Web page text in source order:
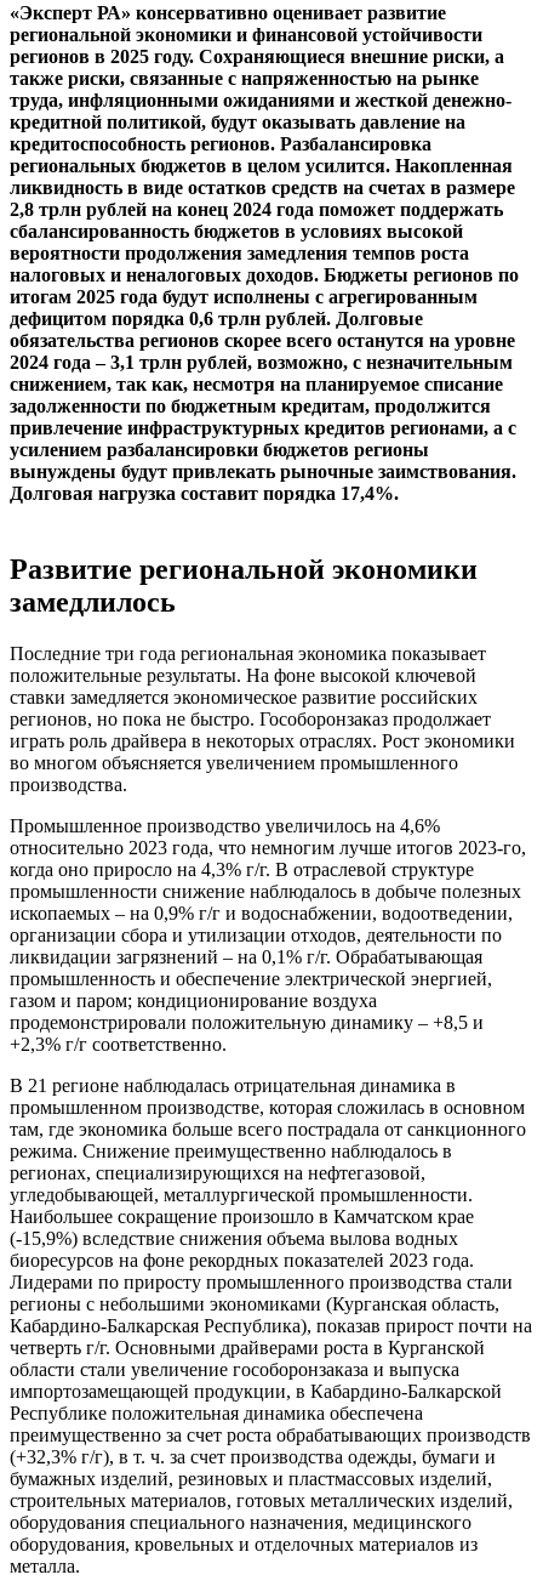
«Эксперт РА» консервативно оценивает развитие
региональной экономики и финансовой устойчивости
регионов в 2025 году. Сохраняющиеся внешние риски, а
также риски, связанные с напряженностью на рынке
труда, инфляционными ожиданиями и жесткой денежно-
кредитной политикой, будут оказывать давление на
кредитоспособность регионов. Разбалансировка
региональных бюджетов в целом усилится. Накопленная
ликвидность в виде остатков средств на счетах в размере
2,8 трлн рублей на конец 2024 года поможет поддержать
сбалансированность бюджетов в условиях высокой
вероятности продолжения замедления темпов роста
налоговых и неналоговых доходов. Бюджеты регионов по
итогам 2025 года будут исполнены с агрегированным
дефицитом порядка 0,6 трлн рублей. Долговые
обязательства регионов скорее всего останутся на уровне
2024 года – 3,1 трлн рублей, возможно, с незначительным
снижением, так как, несмотря на планируемое списание
задолженности по бюджетным кредитам, продолжится
привлечение инфраструктурных кредитов регионами, а с
усилением разбалансировки бюджетов регионы
вынуждены будут привлекать рыночные заимствования.
Долговая нагрузка составит порядка 17,4%.
Развитие региональной экономики
замедлилось
Последние три года региональная экономика показывает
положительные результаты. На фоне высокой ключевой
ставки замедляется экономическое развитие российских
регионов, но пока не быстро. Гособоронзаказ продолжает
играть роль драйвера в некоторых отраслях. Рост экономики
во многом объясняется увеличением промышленного
производства.
Промышленное производство увеличилось на 4,6%
относительно 2023 года, что немногим лучше итогов 2023-го,
когда оно приросло на 4,3% г/г. В отраслевой структуре
промышленности снижение наблюдалось в добыче полезных
ископаемых – на 0,9% г/г и водоснабжении, водоотведении,
организации сбора и утилизации отходов, деятельности по
ликвидации загрязнений – на 0,1% г/г. Обрабатывающая
промышленность и обеспечение электрической энергией,
газом и паром; кондиционирование воздуха
продемонстрировали положительную динамику – +8,5 и
+2,3% г/г соответственно.
В 21 регионе наблюдалась отрицательная динамика в
промышленном производстве, которая сложилась в основном
там, где экономика больше всего пострадала от санкционного
режима. Снижение преимущественно наблюдалось в
регионах, специализирующихся на нефтегазовой,
угледобывающей, металлургической промышленности.
Наибольшее сокращение произошло в Камчатском крае
(-15,9%) вследствие снижения объема вылова водных
биоресурсов на фоне рекордных показателей 2023 года.
Лидерами по приросту промышленного производства стали
регионы с небольшими экономиками (Курганская область,
Кабардино-Балкарская Республика), показав прирост почти на
четверть г/г. Основными драйверами роста в Курганской
области стали увеличение гособоронзаказа и выпуска
импортозамещающей продукции, в Кабардино-Балкарской
Республике положительная динамика обеспечена
преимущественно за счет роста обрабатывающих производств
(+32,3% г/г), в т. ч. за счет производства одежды, бумаги и
бумажных изделий, резиновых и пластмассовых изделий,
строительных материалов, готовых металлических изделий,
оборудования специального назначения, медицинского
оборудования, кровельных и отделочных материалов из
металла.